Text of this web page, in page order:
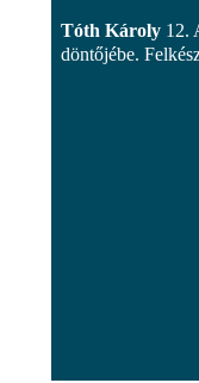
Tóth Károly 12.
döntőjébe.